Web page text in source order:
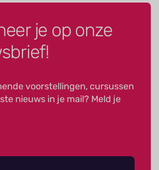
je op onze
voorstellingen, cursussen
nieuws in je mail? Meld je